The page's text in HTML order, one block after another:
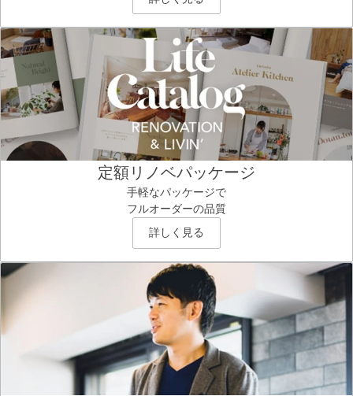
定額リノベパッケージ
手軽なパッケージで
フルオーダーの品質
詳しく見る